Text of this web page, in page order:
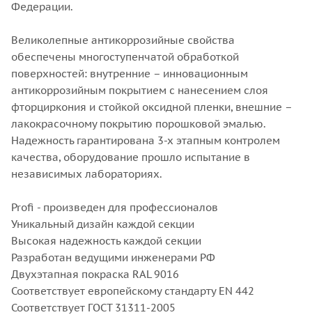
Федерации.
Великолепные антикоррозийные свойства
обеспечены многоступенчатой обработкой
поверхностей: внутренние – инновационным
антикоррозийным покрытием с нанесением слоя
фторциркония и стойкой оксидной пленки, внешние –
лакокрасочному покрытию порошковой эмалью.
Надежность гарантирована 3-х этапным контролем
качества, оборудование прошло испытание в
независимых лабораториях.
Profi - произведен для профессионалов
Уникальный дизайн каждой секции
Высокая надежность каждой секции
Разработан ведущими инженерами РФ
Двухэтапная покраска RAL 9016
Соответствует европейскому стандарту ЕN 442
Соответствует ГОСТ 31311-2005